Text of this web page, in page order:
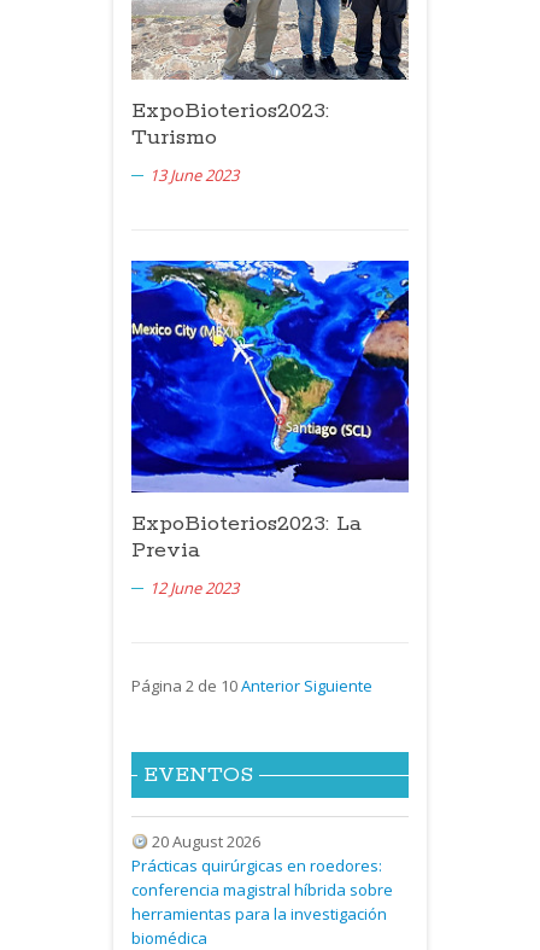
ExpoBioterios2023:
Turismo
13 June 2023
ExpoBioterios2023: La
Previa
12 June 2023
Página 2 de 10Anterior Siguiente
EVENTOS
20 August 2026
Prácticas quirúrgicas en roedores:
conferencia magistral híbrida sobre
herramientas para la investigación
biomédica